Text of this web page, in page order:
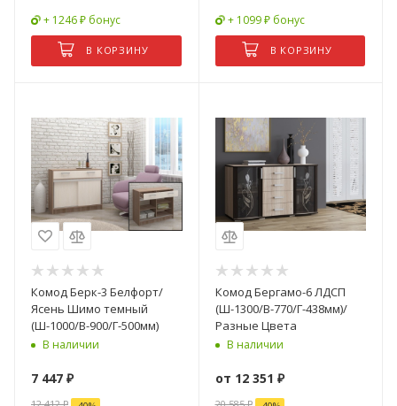
+ 1246 ₽ бонус
В КОРЗИНУ
+ 1099 ₽ бонус
В КОРЗИНУ
Комод Берк-3 Белфорт/
Ясень Шимо темный
(Ш-1000/В-900/Г-500мм)
В наличии
7 447 ₽
12 412₽
Комод Бергамо-6 ЛДСП
(Ш-1300/В-770/Г-438мм)/
Разные Цвета
В наличии
от 12 351 ₽
20 585 ₽